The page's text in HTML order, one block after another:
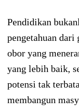
Pendidikan
pengetahuan dari
obor yang
yang lebih baik,
potensi tak
membangun